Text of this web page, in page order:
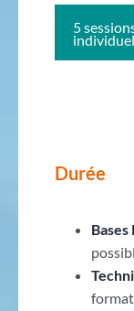
5
Durée
Bases